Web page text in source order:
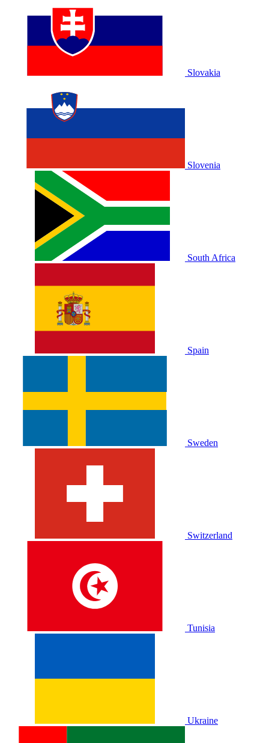
Slovakia
Slovenia
South Africa
Spain
Sweden
Switzerland
Tunisia
Ukraine